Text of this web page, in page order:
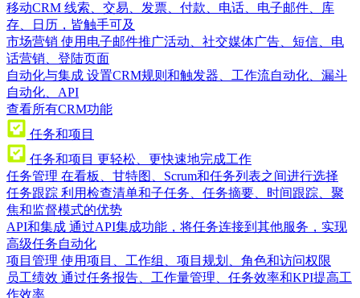
移动CRM 线索、交易、发票、付款、电话、电子邮件、库
存、日历，皆触手可及
市场营销 使用电子邮件推广活动、社交媒体广告、短信、电
话营销、登陆页面
自动化与集成 设置CRM规则和触发器、工作流自动化、漏斗
自动化、API
查看所有CRM功能
任务和项目
任务和项目 更轻松、更快速地完成工作
任务管理 在看板、甘特图、Scrum和任务列表之间进行选择
任务跟踪 利用检查清单和子任务、任务摘要、时间跟踪、聚
焦和监督模式的优势
API和集成 通过API集成功能，将任务连接到其他服务，实现
高级任务自动化
项目管理 使用项目、工作组、项目规划、角色和访问权限
员工绩效 通过任务报告、工作量管理、任务效率和KPI提高工
作效率